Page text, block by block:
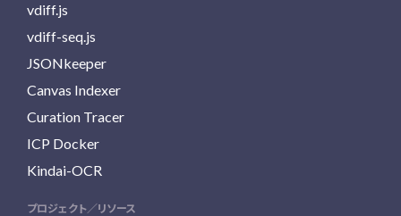
vdiff.js
vdiff-seq.js
JSONkeeper
Canvas Indexer
Curation Tracer
ICP Docker
Kindai-OCR
プロジェクト／リソース